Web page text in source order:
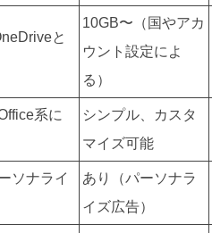
と
10GB〜（国やアカ
ウント設定によ
る）
系に
シンプル、カスタ
マイズ可能
ソナライ
あり（パーソナラ
イズ広告）